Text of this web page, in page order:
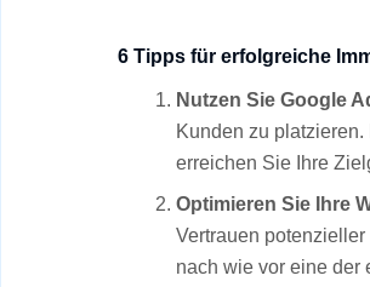
6 Tipps für erfolgreiche
Nutzen Sie Google
Kunden zu platzieren.
erreichen Sie Ihre
Optimieren Sie Ihre
Vertrauen
nach wie vor eine der